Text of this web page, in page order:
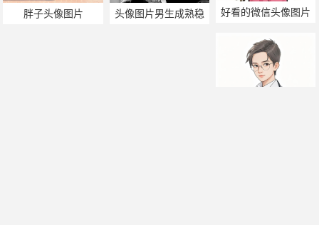
胖子头像图片
头像图片男生成熟稳
好看的微信头像图片